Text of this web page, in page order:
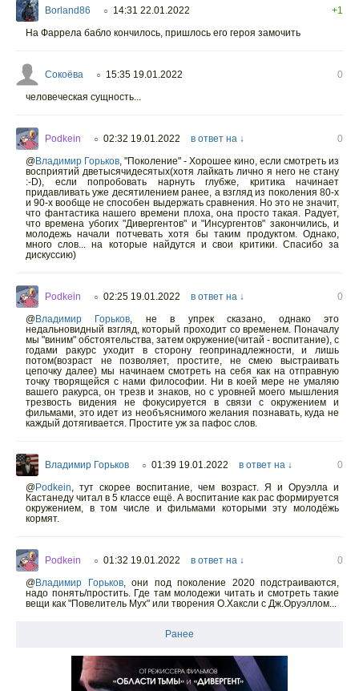
Borland86 ○ 14:31 22.01.2022
+1
На Фаррела бабло кончилось, пришлось его героя замочить
Сокоёва ○ 15:35 19.01.2022
0
человеческая сущность...
Podkein ○ 02:32 19.01.2022 в ответ на ↓
0
@Владимир Горьков, "Поколение" - Хорошее кино, если смотреть из
восприятий дветысячидесятых(хотя лайкать лично я него не стану
:-D), если попробовать нарнуть глубже, критика начинает
придавливать уже десятилением ранее, а взгляд из поколения 80-х
и 90-х вообще не способен выдержать сравнения. Но это не значит,
что фантастика нашего времени плоха, она просто такая. Радует,
что времена убогих "Дивергентов" и "Инсургентов" закончились, и
молодежь начали потчевать хотя бы таким продуктом. Однако,
много слов... на которые найдутся и свои критики. Спасибо за
дискуссию)
Podkein ○ 02:25 19.01.2022 в ответ на ↓
0
@Владимир Горьков, не в упрек сказано, однако это
недальновидный взгляд, который проходит со временем. Поначалу
мы "виним" обстоятельства, затем окружение(читай - воспитание), с
годами ракурс уходит в сторону геопринадлежности, и лишь
потом(возраст не позволяет, простите, не смею выстраивать
цепочку далее) мы начинаем смотреть на себя как на отправную
точку творящейся с нами философии. Ни в коей мере не умаляю
вашего ракурса, он трезв и знаков, но с уровней моего мышления
трезвость видения не фокусируется в связи с окружением и
фильмами, это идет из необъяснимого желания познавать, куда не
каждый дотягивается. Простите уж за пафос слов.
Владимир Горьков ○ 01:39 19.01.2022 в ответ на ↓
0
@Podkein, тут скорее воспитание, чем возраст. Я и Оруэлла и
Кастанеду читал в 5 классе ещё. А воспитание как рас формируется
окружением, в том числе и фильмами которыми эту молодёжь
кормят.
Podkein ○ 01:32 19.01.2022 в ответ на ↓
0
@Владимир Горьков,они под поколение 2020 подстраиваются,
надо понять/простить. Где там молодежи читать и смотреть такие
вещи как "Повелитель Мух" или творения О.Хаксли с Дж.Оруэллом...
Ранее